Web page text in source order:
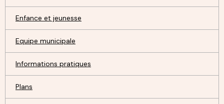
Enfance et jeunesse
Equipe municipale
Informations pratiques
Plans